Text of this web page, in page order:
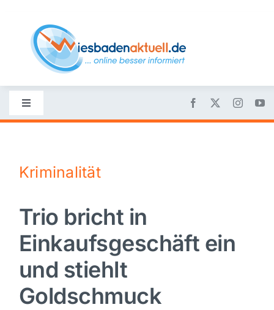
content
Toggle
Navigation
Nachrichten
Politik
Sport
Kriminalität
Trio bricht in
Einkaufsgeschäft ein
und stiehlt
Goldschmuck